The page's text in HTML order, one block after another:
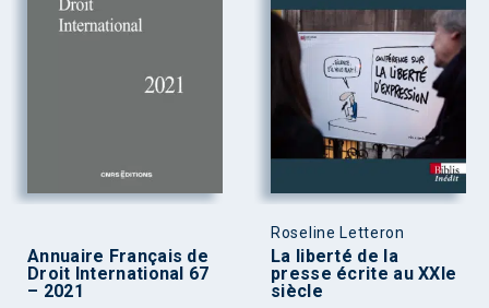
Annuaire Français de
Droit International 67
– 2021
Roseline Letteron
La liberté de la
presse écrite au XXIe
siècle